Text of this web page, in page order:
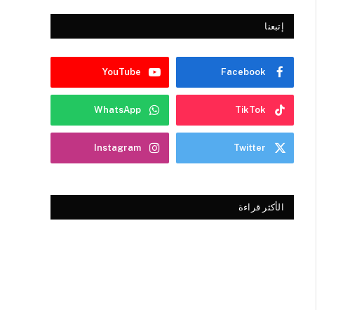
إتبعنا
Facebook
YouTube
TikTok
WhatsApp
Twitter
Instagram
الأكثر قراءة